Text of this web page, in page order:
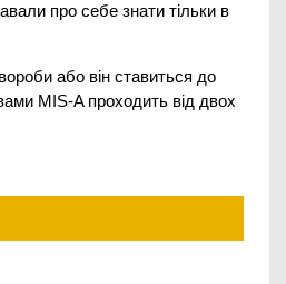
про себе знати тільки в
або він ставиться до
MIS-A проходить від двох